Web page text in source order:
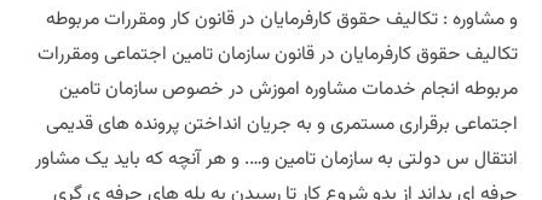
و مشاوره : تکالیف حقوق کارفرمایان در قانون کار ومقررات مربوطه
تکالیف حقوق کارفرمایان در قانون سازمان تامین اجتماعی ومقررات
مربوطه انجام خدمات مشاوره اموزش در خصوص سازمان تامین
اجتماعی برقراری مستمری و به جریان انداختن پرونده های قدیمی
انتقال س دولتی به سازمان تامین و…. و هر آنچه که باید یک مشاور
حرفه ای بداند از بدو شروع کار تا رسیدن به پله های حرفه ی گری